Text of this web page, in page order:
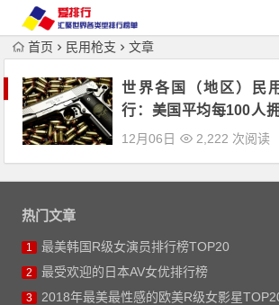
首页 民用枪支 文章
世界各国（地区）民
行：美国平均每100人
械
12月06日 2,222 次阅读
热门文章
1 最美韩国R级女演员排行榜TOP20
2 最受欢迎的日本AV女优排行榜
3 2018年最美最性感的欧美R级女影星